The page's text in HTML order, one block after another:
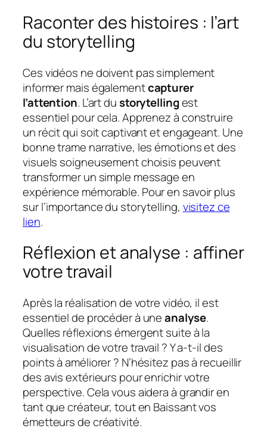
Raconter des histoires : l’art
du storytelling
Ces vidéos ne doivent pas simplement
informer mais égalementcapturer
l’attention. L’art dustorytellingest
essentiel pour cela. Apprenez à construire
un récit qui soit captivant et engageant. Une
bonne trame narrative, les émotions et des
visuels soigneusement choisis peuvent
transformer un simple message en
expérience mémorable. Pour en savoir plus
sur l’importance du storytelling, visitez ce
lien.
Réflexion et analyse : affiner
votre travail
Après la réalisation de votre vidéo, il est
essentiel de procéder à uneanalyse.
Quelles réflexions émergent suite à la
visualisation de votre travail ? Y a-t-il des
points à améliorer ? N’hésitez pas à recueillir
des avis extérieurs pour enrichir votre
perspective. Cela vous aidera à grandir en
tant que créateur, tout en Baissant vos
émetteurs de créativité.